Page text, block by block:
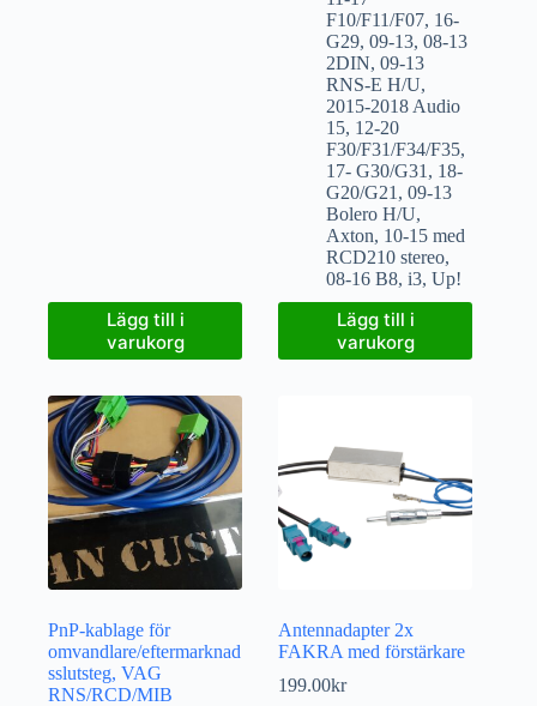
Lägg till i
varukorg
F10/F11/F07, 16-
G29,09-13,08-13
2DIN,09-13
RNS-E H/U,
2015-2018 Audio
15, 12-20
F30/F31/F34/F35,
17- G30/G31 , 18-
G20/G21 ,09-13
Bolero H/U,
Axton, 10-15 med
RCD210 stereo,
08-16 B8,i3,Up!
Lägg till i
varukorg
PnP-kablage för
omvandlare/eftermarknad
sslutsteg, VAG
RNS/RCD/MIB
Antennadapter 2x
FAKRA med förstärkare
199.00kr